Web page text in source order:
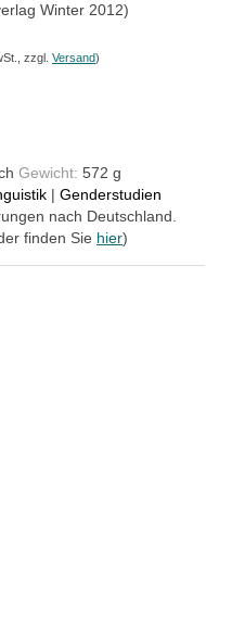
Winter 2012)
zzgl. Versand)
Gewicht: 572 g
| Genderstudien
nach Deutschland.
finden Sie hier)